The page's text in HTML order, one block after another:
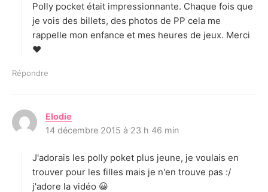
Polly pocket était impressionnante. Chaque fois que
je vois des billets, des photos de PP cela me
rappelle mon enfance et mes heures de jeux. Merci
♥
Répondre
Elodie
i
:
14 décembre 2015 à 23 h 46 min
J'adorais les polly poket plus jeune, je voulais en
trouver pour les filles mais je n'en trouve pas :/
j'adore la vidéo 😀